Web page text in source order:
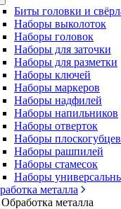
Биты головки и
Наборы выколоток
Наборы головок
Наборы для заточки
Наборы для разметки
Наборы ключей
Наборы маркеров
Наборы надфилей
Наборы напильников
Наборы отверток
Наборы плоскогубцев
Наборы рашпилей
Наборы стамесок
Наборы
металла
Обработка металла